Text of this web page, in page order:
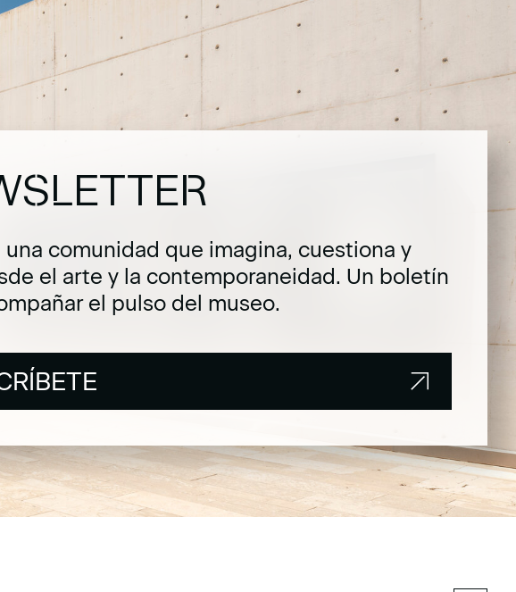
una comunidad que imagina, cuestiona y
el arte y la contemporaneidad. Un boletín
el pulso del museo.